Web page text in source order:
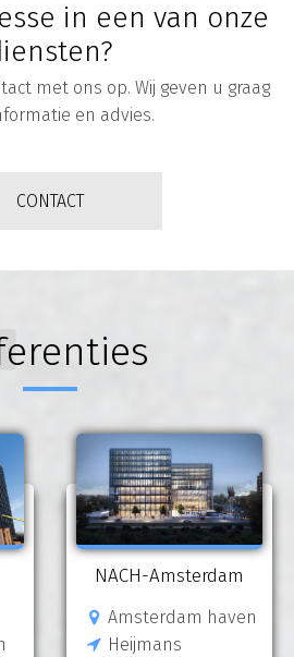
in een van onze
met ons op. Wij geven u graag
en advies.
CONTACT
NACH-Amsterdam
Amsterdam haven
Heijmans